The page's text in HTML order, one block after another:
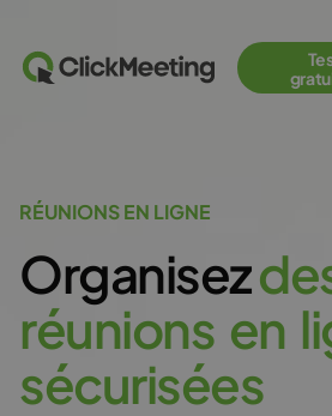
RÉUNIONS EN LIGNE
Organisezde
réunions en li
sécurisées